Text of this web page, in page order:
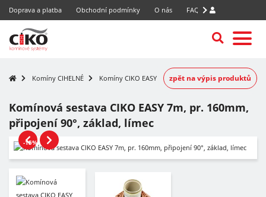
Doprava a platba Obchodní podmínky O nás FAQ
Komíny CIHELNÉ Komíny CIKO EASY zpět na výpis produktů
Komínová sestava CIKO EASY 7m, pr. 160mm,
připojení 90°, základ, límec
-15%